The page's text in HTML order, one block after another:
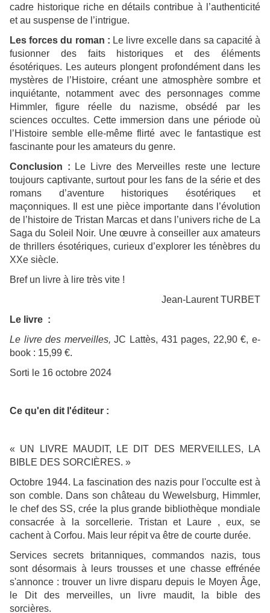
cadre historique riche en détails contribue à l’authenticité
et au suspense de l’intrigue.
Les forces du roman : Le livre excelle dans sa capacité à
fusionner des faits historiques et des éléments
ésotériques. Les auteurs plongent profondément dans les
mystères de l’Histoire, créant une atmosphère sombre et
inquiétante, notamment avec des personnages comme
Himmler, figure réelle du nazisme, obsédé par les
sciences occultes. Cette immersion dans une période où
l’Histoire semble elle-même flirté avec le fantastique est
fascinante pour les amateurs du genre.
Conclusion :
Le Livre des Merveilles reste une lecture
toujours captivante, surtout pour les fans de la série et des
romans d’aventure historiques ésotériques et
maçonniques. Il est une pièce importante dans l’évolution
de l’histoire de Tristan Marcas et dans l’univers riche de La
Saga du Soleil Noir. Une œuvre à conseiller aux amateurs
de thrillers ésotériques, curieux d’explorer les ténèbres du
XXe siècle​.
Bref un livre à lire très vite !
Jean-Laurent TURBET
Le livre :
Le livre des merveilles, JC Lattès, 431 pages, 22,90 €, e-
book : 15,99 €.
Sorti le 16 octobre 2024
Ce qu'en dit l'éditeur :
« UN LIVRE MAUDIT, LE DIT DES MERVEILLES, LA
BIBLE DES SORCIÈRES. »
Octobre 1944. La fascination des nazis pour l'occulte est à
son comble. Dans son château du Wewelsburg, Himmler,
le chef des SS, crée la plus grande bibliothèque mondiale
consacrée à la sorcellerie. Tristan et Laure , eux, se
cachent à Corfou. Mais leur répit va être de courte durée.
Services secrets britanniques, commandos nazis, tous
sont désormais à leurs trousses et une chasse effrénée
s'annonce : trouver un livre disparu depuis le Moyen Âge,
le Dit des merveilles, un livre maudit, la bible des
sorcières.